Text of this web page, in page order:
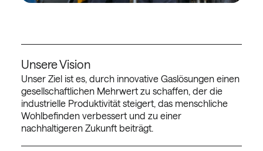
Unsere Vision
Unser Ziel ist es, durch innovative Gaslösungen einen
gesellschaftlichen Mehrwert zu schaffen, der die
industrielle Produktivität steigert, das menschliche
Wohlbefinden verbessert und zu einer
nachhaltigeren Zukunft beiträgt.